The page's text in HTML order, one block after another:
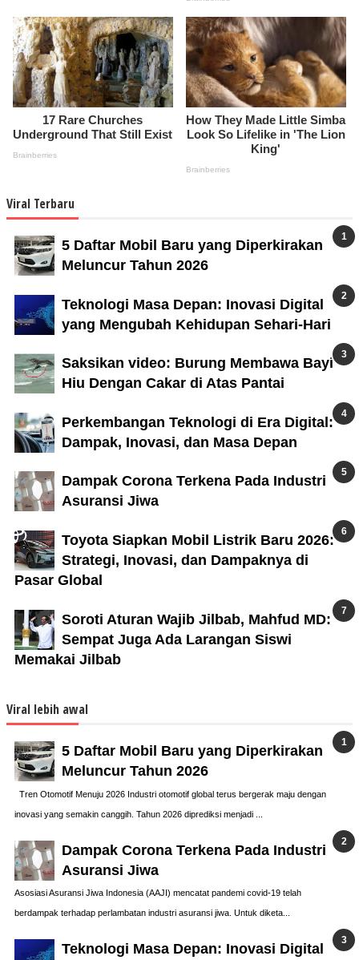
Viral Terbaru
5 Daftar Mobil Baru yang Diperkirakan
Meluncur Tahun 2026
Teknologi Masa Depan: Inovasi Digital
yang Mengubah Kehidupan Sehari-Hari
Saksikan video: Burung Membawa Bayi
Hiu Dengan Cakar di Atas Pantai
Perkembangan Teknologi di Era Digital:
Dampak, Inovasi, dan Masa Depan
Dampak Corona Terkena Pada Industri
Asuransi Jiwa
Toyota Siapkan Mobil Listrik Baru 2026:
Strategi, Inovasi, dan Dampaknya di
Pasar Global
Soroti Aturan Wajib Jilbab, Mahfud MD:
Sempat Juga Ada Larangan Siswi
Memakai Jilbab
Viral lebih awal
5 Daftar Mobil Baru yang Diperkirakan
Meluncur Tahun 2026
Tren Otomotif Menuju 2026 Industri otomotif global terus bergerak maju dengan
inovasi yang semakin canggih. Tahun 2026 diprediksi menjadi ...
Dampak Corona Terkena Pada Industri
Asuransi Jiwa
Asosiasi Asuransi Jiwa Indonesia (AAJI) mencatat pandemi covid-19 telah
berdampak terhadap perlambatan industri asuransi jiwa. Untuk diketa...
Teknologi Masa Depan: Inovasi Digital